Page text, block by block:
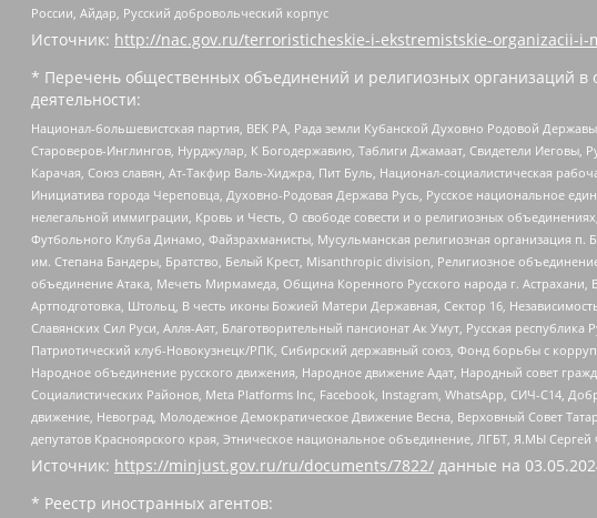
России, Айдар, Русский добровольческий корпус
Источник: http://nac.gov.ru/terroristicheskie-i-ekstremistskie-organizacii-i-
* Перечень общественных объединений и религиозных организаций
деятельности:
Национал-большевистская партия, ВЕК РА, Рада земли Кубанской Духовно Родовой
Староверов-Инглингов, Нурджулар, К Богодержавию, Таблиги Джамаат, Свидетели
Карачая, Союз славян, Ат-Такфир Валь-Хиджра, Пит Буль, Национал-социалистическая
Инициатива города Череповца, Духовно-Родовая Держава Русь, Русское национальное
нелегальной иммиграции, Кровь и Честь, О свободе совести и о религиозных
Футбольного Клуба Динамо, Файзрахманисты, Мусульманская религиозная организация
им. Степана Бандеры, Братство, Белый Крест, Misanthropic division, Религиозное
объединение Атака, Мечеть Мирмамеда, Община Коренного Русского народа г.
Артподготовка, Штольц, В честь иконы Божией Матери Державная, Сектор 16,
Славянских Сил Руси, Алля-Аят, Благотворительный пансионат Ак Умут, Русская
Патриотический клуб-Новокузнецк/РПК, Сибирский державный союз, Фонд борьбы с
Народное объединение русского движения, Народное движение Адат, Народный совет
Социалистических Районов, Meta Platforms Inc, Facebook, Instagram, WhatsApp, СИЧ-С14,
движение, Невоград, Молодежное Демократическое Движение Весна, Верховный Совет
депутатов Красноярского края, Этническое национальное объединение, ЛГБТ, Я.МЫ Сергей
Источник: https://minjust.gov.ru/ru/documents/7822/ данные на
* Реестр иностранных агентов: